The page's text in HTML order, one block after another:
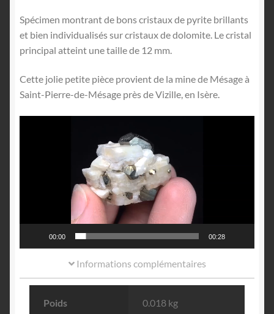
Spécimen montrant de bons cristaux de pyrite brillants
et bien individualisés sur cristaux de dolomite. Le cristal
principal atteint une taille de 12 mm.
Cette jolie petite pièce provient de la mine de Mésage à
Saint-Pierre-de-Mésage près de Vizille, en Isère.
00:00 00:28
Informations complémentaires
Poids 0.018 kg